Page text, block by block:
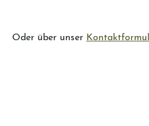
Oder über unser